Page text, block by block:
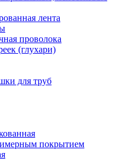
лента
проволока
(глухари)
для труб
покрытием